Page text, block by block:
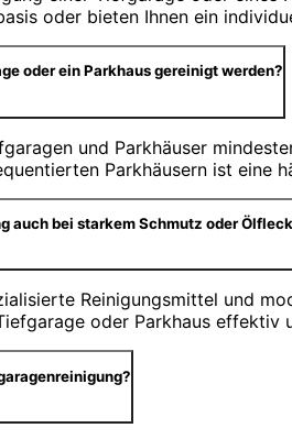
oder bieten Ihnen ein
oder ein Parkhaus gereinigt werden?
und Parkhäuser
Parkhäusern ist eine
auch bei starkem Schmutz oder
Reinigungsmittel und
oder Parkhaus effektiv